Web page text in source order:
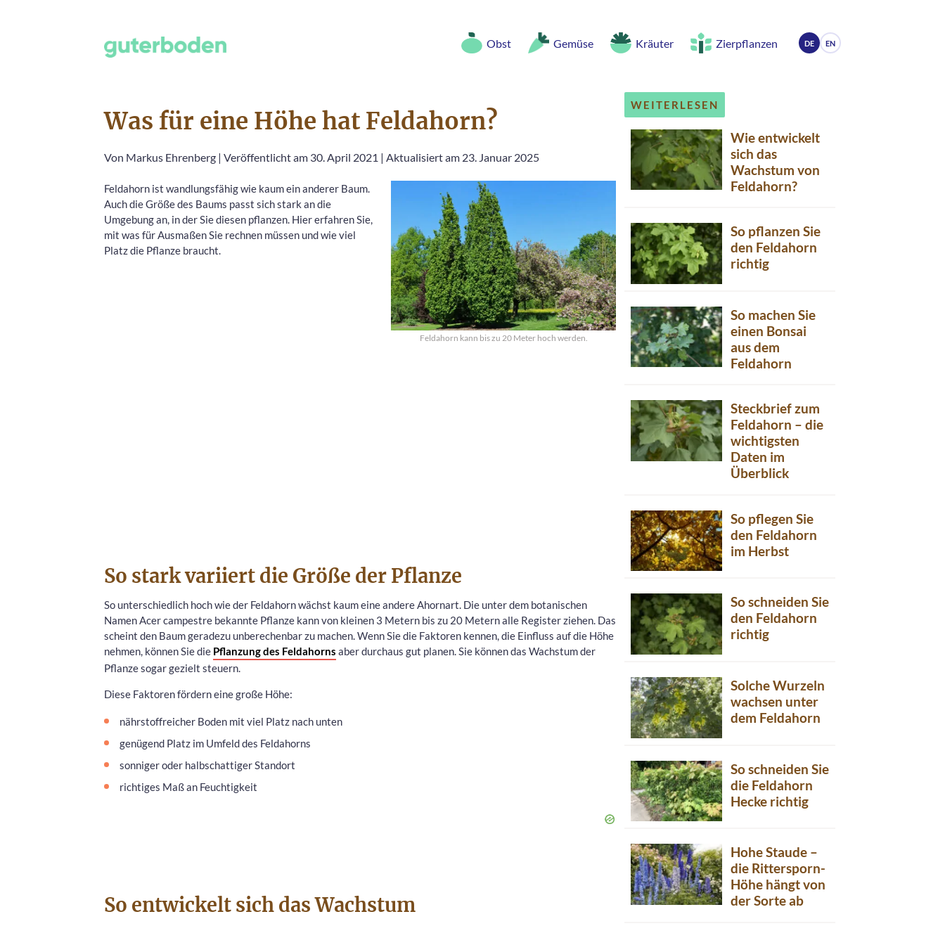
Obst Gemüse Kräuter Zierpflanzen DE EN
Was für eine Höhe hat Feldahorn?
Von Markus Ehrenberg | Veröffentlicht am 30. April 2021 | Aktualisiert am 23. Januar 2025
Feldahorn kann bis zu 20 Meter hoch werden.
Feldahorn ist wandlungsfähig wie kaum ein anderer Baum.
Auch die Größe des Baums passt sich stark an die
Umgebung an, in der Sie diesen pflanzen. Hier erfahren Sie,
mit was für Ausmaßen Sie rechnen müssen und wie viel
Platz die Pflanze braucht.
So stark variiert die Größe der Pflanze
So unterschiedlich hoch wie der Feldahorn wächst kaum eine andere Ahornart. Die unter dem botanischen
Namen Acer campestre bekannte Pflanze kann von kleinen 3 Metern bis zu 20 Metern alle Register ziehen. Das
scheint den Baum geradezu unberechenbar zu machen. Wenn Sie die Faktoren kennen, die Einfluss auf die Höhe
nehmen, können Sie die Pflanzung des Feldahorns aber durchaus gut planen. Sie können das Wachstum der
Pflanze sogar gezielt steuern.
Diese Faktoren fördern eine große Höhe:
nährstoffreicher Boden mit viel Platz nach unten
genügend Platz im Umfeld des Feldahorns
sonniger oder halbschattiger Standort
richtiges Maß an Feuchtigkeit
So entwickelt sich das Wachstum
WEITERLESEN
Wie entwickelt
sich das
Wachstum von
Feldahorn?
So pflanzen Sie
den Feldahorn
richtig
So machen Sie
einen Bonsai
aus dem
Feldahorn
Steckbrief zum
Feldahorn – die
wichtigsten
Daten im
Überblick
So pflegen Sie
den Feldahorn
im Herbst
So schneiden Sie
den Feldahorn
richtig
Solche Wurzeln
wachsen unter
dem Feldahorn
So schneiden Sie
die Feldahorn
Hecke richtig
Hohe Staude –
die Rittersporn-
Höhe hängt von
der Sorte ab